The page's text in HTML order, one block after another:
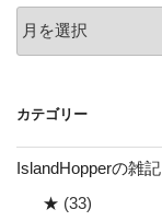
ー
ブ
カテゴリー
IslandHopperの雑記
★ (33)